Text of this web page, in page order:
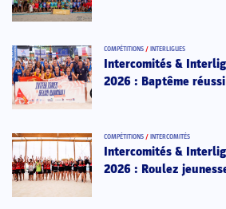
COMPÉTITIONS / INTERLIGUES
Intercomités &
2026 : Baptême réussi
COMPÉTITIONS / INTERCOMITÉS
Intercomités &
2026 : Roulez